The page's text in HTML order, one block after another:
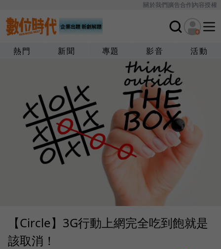
關於我們廣告合作內容授權
熱門 新聞 專題 影音 活動
【Circle】3G行動上網完全吃到飽就是
該取消！